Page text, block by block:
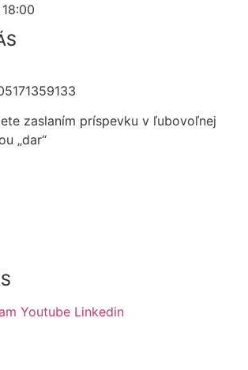
zaslaním príspevku v ľubovoľnej
„dar“
Youtube Linkedin